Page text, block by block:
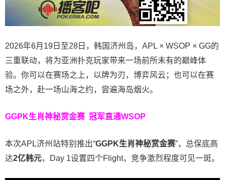
2026年6月19日至28日，韩国济州岛，APL × WSOP × GG的
三重联动，将为亚洲扑克玩家带来一场前所未有的巅峰体
验。 你可以在赛场之上，以牌为刃，博弈风云；也可以在赛
场之外，赴一场山海之约，尝遍海岛烟火。
GGPK生肖神秘赏金赛 冠军直通WSOP
本次APL济州站特别推出“GGPK生肖神秘赏金赛”，总保底高
达2亿韩元，Day 1设置四个Flight，竞争激烈程度可见一斑。